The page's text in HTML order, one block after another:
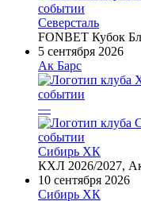
Северсталь
FONBET Кубок
5 сентября 2026
Ак Барс
—
Сибирь ХК
КХЛ 2026/2027,
10 сентября 2026
Сибирь ХК